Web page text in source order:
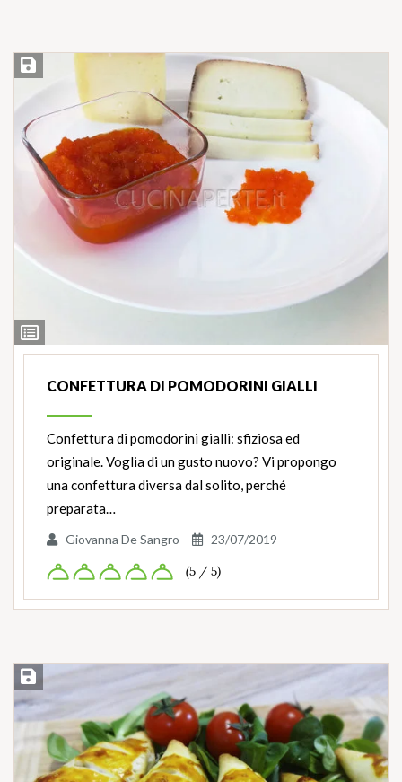
Ingredienti
Salva ricetta
CONFETTURA DI POMODORINI GIALLI
Confettura di pomodorini gialli: sfiziosa ed
originale. Voglia di un gusto nuovo? Vi propongo
una confettura diversa dal solito, perché
preparata…
Giovanna De Sangro 23/07/2019
(5 / 5)
Salva ricetta